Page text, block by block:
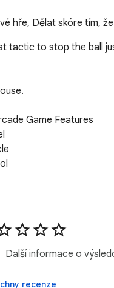
hře, Dělat skóre tím,
tactic to stop the ball
Game Features
at
Další informace o
recenze